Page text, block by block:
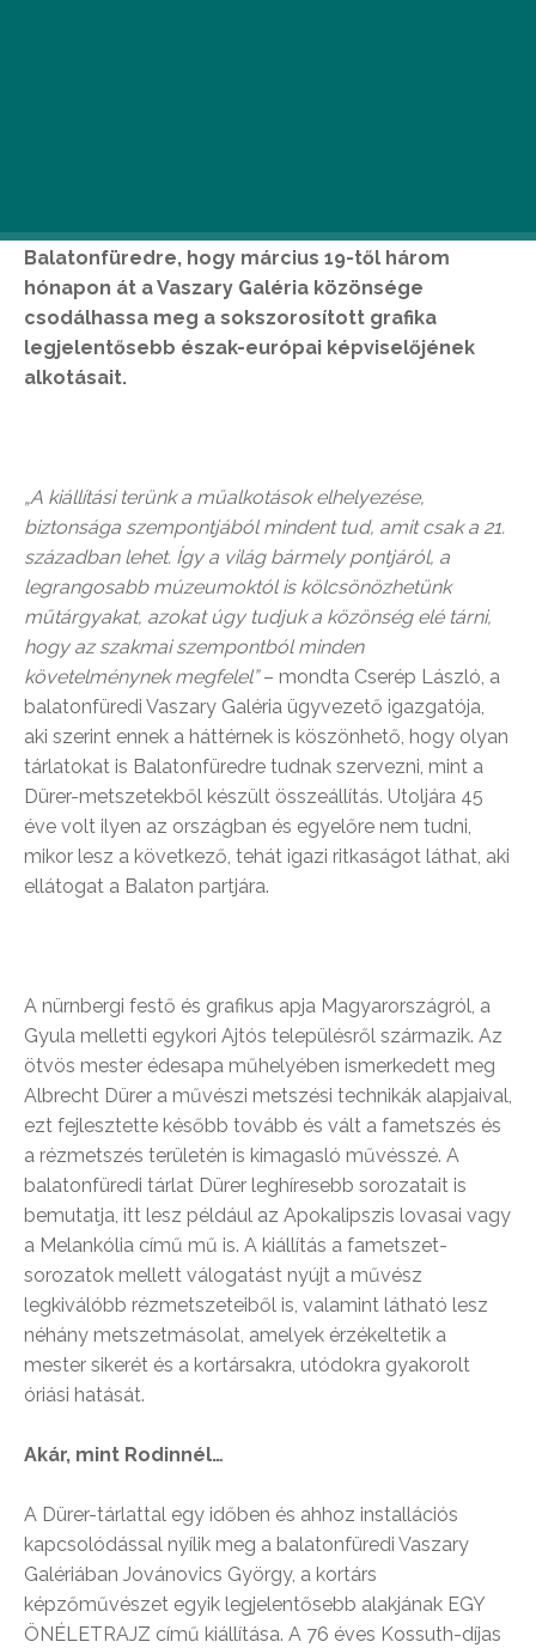
– különleges biztonsági intézkedések mellett –
Balatonfüredre, hogy március 19-től három
hónapon át a Vaszary Galéria közönsége
csodálhassa meg a sokszorosított grafika
legjelentősebb észak-európai képviselőjének
alkotásait.
„A kiállítási terünk a műalkotások elhelyezése,
biztonsága szempontjából mindent tud, amit csak a 21.
században lehet. Így a világ bármely pontjáról, a
legrangosabb múzeumoktól is kölcsönözhetünk
műtárgyakat, azokat úgy tudjuk a közönség elé tárni,
hogy az szakmai szempontból minden
követelménynek megfelel”– mondta Cserép László, a
balatonfüredi Vaszary Galéria ügyvezető igazgatója,
aki szerint ennek a háttérnek is köszönhető, hogy olyan
tárlatokat is Balatonfüredre tudnak szervezni, mint a
Dürer-metszetekből készült összeállítás. Utoljára 45
éve volt ilyen az országban és egyelőre nem tudni,
mikor lesz a következő, tehát igazi ritkaságot láthat, aki
ellátogat a Balaton partjára.
A nürnbergi festő és grafikus apja Magyarországról, a
Gyula melletti egykori Ajtós településről származik. Az
ötvös mester édesapa műhelyében ismerkedett meg
Albrecht Dürer a művészi metszési technikák alapjaival,
ezt fejlesztette később tovább és vált a fametszés és
a rézmetszés területén is kimagasló művésszé. A
balatonfüredi tárlat Dürer leghíresebb sorozatait is
bemutatja, itt lesz például az Apokalipszis lovasai vagy
a Melankólia című mű is. A kiállítás a fametszet-
sorozatok mellett válogatást nyújt a művész
legkiválóbb rézmetszeteiből is, valamint látható lesz
néhány metszetmásolat, amelyek érzékeltetik a
mester sikerét és a kortársakra, utódokra gyakorolt
óriási hatását.
Akár, mint Rodinnél…
A Dürer-tárlattal egy időben és ahhoz installációs
kapcsolódással nyílik meg a balatonfüredi Vaszary
Galériában Jovánovics György, a kortárs
képzőművészet egyik legjelentősebb alakjának EGY
ÖNÉLETRAJZ című kiállítása. A 76 éves Kossuth-díjas